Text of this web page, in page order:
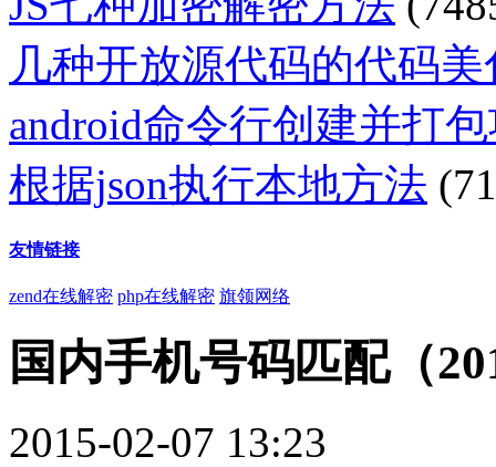
几种开放源代码的代码
android命令行创建并打
根据json执行本地方法
友情链接
zend在线解密 php在线解密 旗领网络
国内手机号码匹配（
2015-02-07 13:23